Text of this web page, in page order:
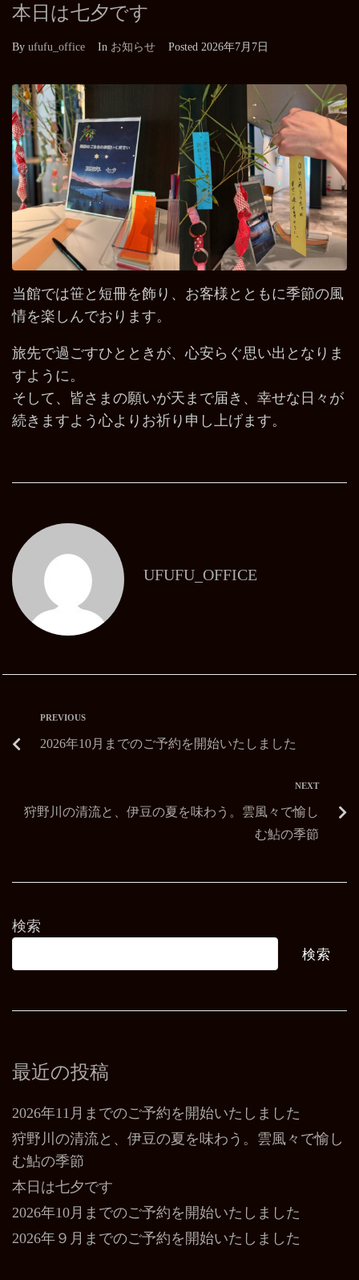
本日は七夕です
By ufufu_office In お知らせ Posted 2026年7月7日
当館では笹と短冊を飾り、お客様とともに季節の風
情を楽しんでおります。
旅先で過ごすひとときが、心安らぐ思い出となりま
すように。
そして、皆さまの願いが天まで届き、幸せな日々が
続きますよう心よりお祈り申し上げます。
UFUFU_OFFICE
PREVIOUS
2026年10月までのご予約を開始いたしました
NEXT
狩野川の清流と、伊豆の夏を味わう。雲風々で愉し
む鮎の季節
検索
検索
最近の投稿
2026年11月までのご予約を開始いたしました
狩野川の清流と、伊豆の夏を味わう。雲風々で愉し
む鮎の季節
本日は七夕です
2026年10月までのご予約を開始いたしました
2026年９月までのご予約を開始いたしました